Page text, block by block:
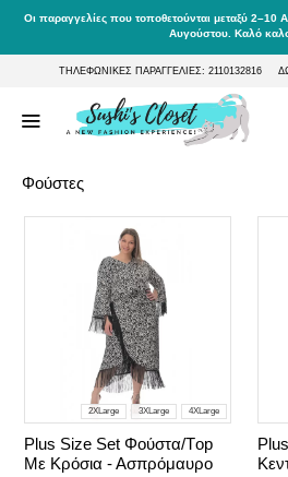
Οι παραγγελίες που τοποθετούνται μεταξύ
Αυγούστου. Καλό
ΤΗΛΕΦΩΝΙΚΕΣ ΠΑΡΑΓΓΕΛΙΕΣ: 2110132816
Φούστες
2XLarge 3XLarge 4XLarge
Plus Size Set Φούστα/Τop
Με Κρόσια - Ασπρόμαυρο